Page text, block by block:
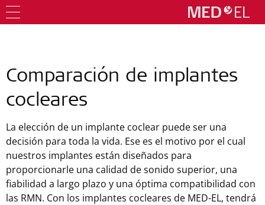
Comparación de implantes
cocleares
La elección de un implante coclear puede ser una
decisión para toda la vida. Ese es el motivo por el cual
nuestros implantes están diseñados para
proporcionarle una calidad de sonido superior, una
fiabilidad a largo plazo y una óptima compatibilidad con
las RMN. Con los implantes cocleares de MED-EL, tendrá